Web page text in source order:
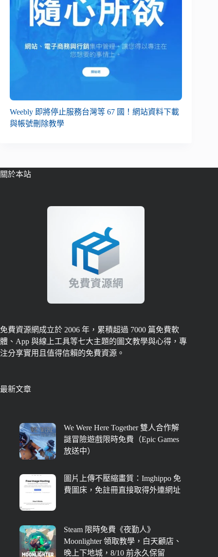
Weebly 即將停止服務台灣等 67 國！網站資料下載
與帳號刪除教學
關於本站
免費資源網成立於 2006 年，累積超過 7000 篇免費軟
體、App 與線上工具等七大主題的圖文教學與心得，專
注分享實用且值得信賴的免費資源。
最新文章
We Were Here Together 雙人合作解
謎冒險遊戲限時免費（Epic Games
放送中）
圖片上傳不壓縮畫質：Imghippo 免
費圖床，免註冊直接取得外連網址
Steam 限時免費《夜勤人》
Moonlighter 領取教學，白天顧店、
晚上下地城，8/10 前永久保留